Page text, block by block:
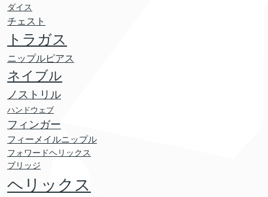
ダイス
チェスト
トラガス
ニップルピアス
ネイブル
ノストリル
ハンドウェブ
フィンガー
フィーメイルニップル
フォワードヘリックス
ブリッジ
ヘリックス